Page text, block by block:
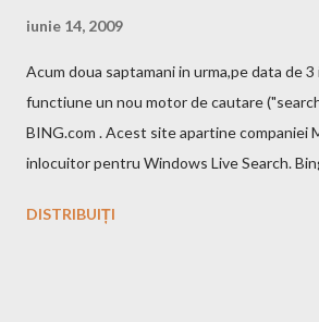
iunie 14, 2009
Acum doua saptamani in urma,pe data de
functiune un nou motor de cautare
BING.com . Acest site apartine companiei
inlocuitor pentru Windows Live Search.
Bing da si un mic exemplu cum poti sa
DISTRIBUIȚI